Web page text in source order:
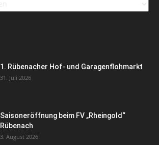
1. Rübenacher Hof- und Garagenflohmarkt
31. Juli 2026
Saisoneröffnung beim FV „Rheingold“
Rübenach
3. August 2026